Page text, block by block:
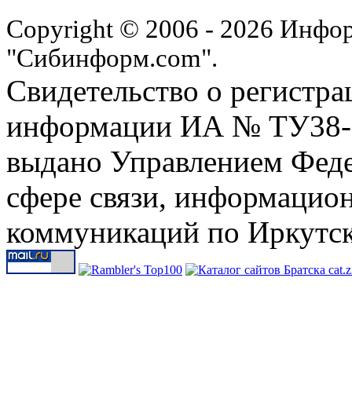
Copyright © 2006 - 2026
"Сибинформ.com".
Свидетельство о
информации ИА № ТУ38-
выдано Управлением
сфере связи,
коммуникаций по